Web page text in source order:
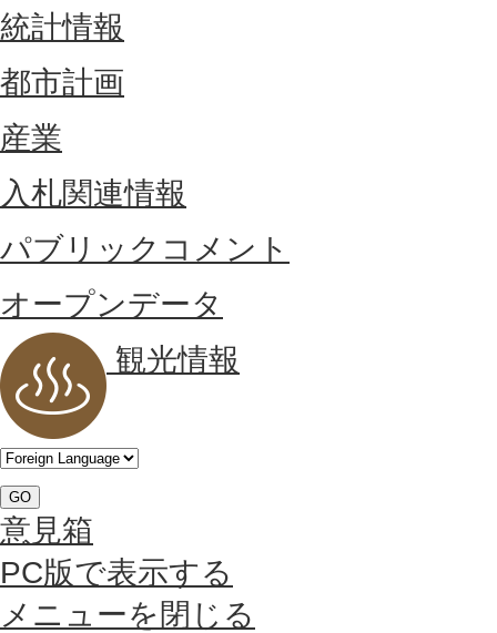
統計情報
都市計画
産業
入札関連情報
パブリックコメント
オープンデータ
観光情報
GO
意見箱
PC版で表示する
メニューを閉じる